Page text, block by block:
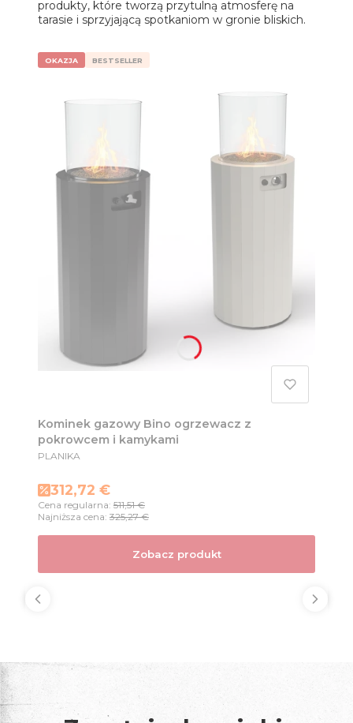
produkty, które tworzą przytulną atmosferę na
tarasie i sprzyjającą spotkaniom w gronie bliskich.
OKAZJA BESTSELLER
Kominek gazowy Bino ogrzewacz z
pokrowcem i kamykami
PRODUCENT
PLANIKA
Cena promocyjna
312,72 €
Cena regularna: 511,51 €
Najniższa cena: 325,27 €
Zobacz produkt